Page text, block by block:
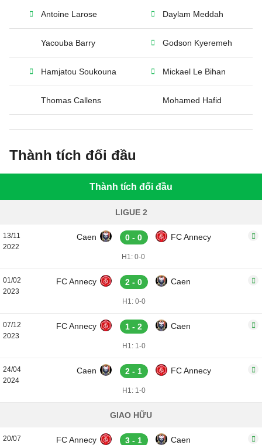
Antoine Larose Daylam Meddah
Yacouba Barry Godson Kyeremeh
Hamjatou Soukouna Mickael Le Bihan
Thomas Callens Mohamed Hafid
Thành tích đối đầu
Thành tích đối đầu
LIGUE 2
13/11
2022
Caen 0 - 0 FC Annecy
H1: 0-0
01/02
2023
FC Annecy 2 - 0 Caen
H1: 0-0
07/12
2023
FC Annecy 1 - 2 Caen
H1: 1-0
24/04
2024
Caen 2 - 1 FC Annecy
H1: 1-0
GIAO HỮU
20/07
FC Annecy 3 - 1 Caen